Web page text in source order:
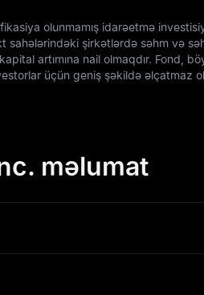
olunmamış idarəetmə
sahələrindəki şirkətlərdə səhm və
artımına nail olmaqdır. Fond,
üçün geniş şəkildə əlçatmaz
məlumat